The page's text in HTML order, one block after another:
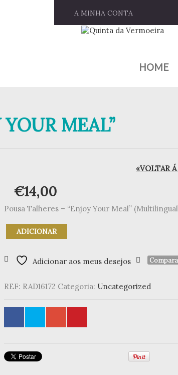
A MINHA CONTA
HOME
MEAL”
«VOLTAR
€14,00
Pousa Talheres – “Enjoy Your Meal”
Quantidade
de
Talheres
Your
ADICIONAR
Adicionar aos meus desejos
REF: RAD16172 Categoria: Uncategorized